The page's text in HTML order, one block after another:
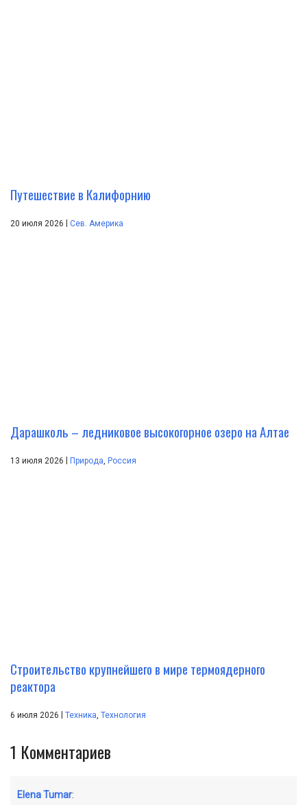
Путешествие в Калифорнию
20 июля 2026 Сев. Америка
Дарашколь – ледниковое высокогорное озеро на Алтае
13 июля 2026 Природа, Россия
Строительство крупнейшего в мире термоядерного
реактора
6 июля 2026 Техника, Технология
1 Комментариев
Elena Tumar: